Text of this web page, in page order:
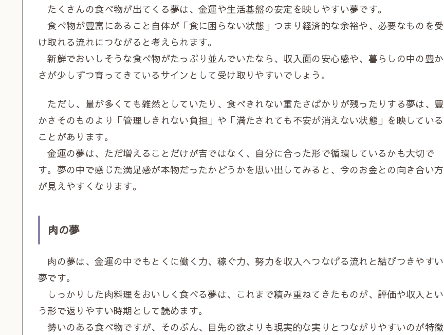
たくさんの食べ物が出てくる夢は、金運や生活基盤の安定を映しやすい夢です。
食べ物が豊富にあること自体が「食に困らない状態」つまり経済的な余裕や、必要なものを受
け取れる流れにつながると考えられます。
新鮮でおいしそうな食べ物がたっぷり並んでいたなら、収入面の安心感や、暮らしの中の豊か
さが少しずつ育ってきているサインとして受け取りやすいでしょう。
ただし、量が多くても雑然としていたり、食べきれない重たさばかりが残ったりする夢は、豊
かさそのものより「管理しきれない負担」や「満たされても不安が消えない状態」を映している
ことがあります。
金運の夢は、ただ増えることだけが吉ではなく、自分に合った形で循環しているかも大切で
す。夢の中で感じた満足感が本物だったかどうかを思い出してみると、今のお金との向き合い方
が見えやすくなります。
肉の夢
肉の夢は、金運の中でもとくに働く力、稼ぐ力、努力を収入へつなげる流れと結びつきやすい
夢です。
しっかりした肉料理をおいしく食べる夢は、これまで積み重ねてきたものが、評価や収入とい
う形で返りやすい時期として読めます。
勢いのある食べ物ですが、そのぶん、目先の欲よりも現実的な実りとつながりやすいのが特徴